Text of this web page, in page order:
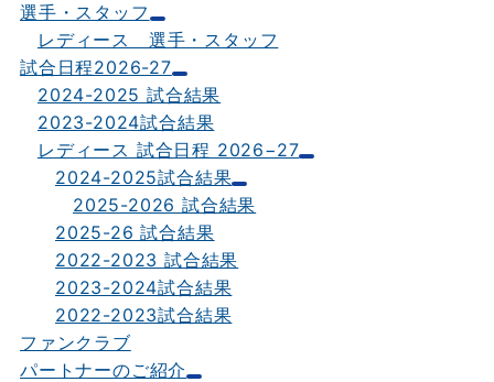
選手・スタッフ
レディース 選手・スタッフ
試合日程2026-27
2024-2025 試合結果
2023-2024試合結果
レディース 試合日程 2026−27
2024-2025試合結果
2025-2026 試合結果
2025-26 試合結果
2022-2023 試合結果
2023-2024試合結果
2022-2023試合結果
ファンクラブ
パートナーのご紹介